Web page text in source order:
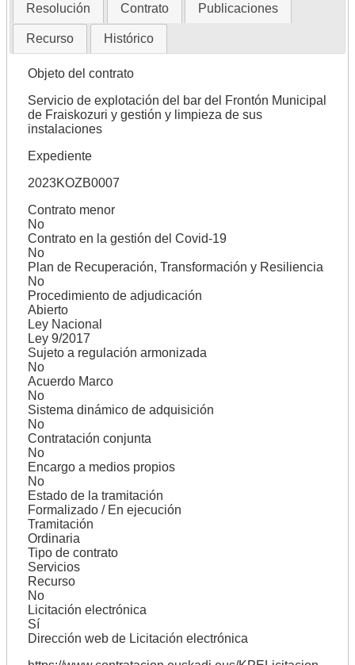
Resolución Contrato Publicaciones
Recurso Histórico
Objeto del contrato
Servicio de explotación del bar del Frontón Municipal
de Fraiskozuri y gestión y limpieza de sus
instalaciones
Expediente
2023KOZB0007
Contrato menor
No
Contrato en la gestión del Covid-19
No
Plan de Recuperación, Transformación y Resiliencia
No
Procedimiento de adjudicación
Abierto
Ley Nacional
Ley 9/2017
Sujeto a regulación armonizada
No
Acuerdo Marco
No
Sistema dinámico de adquisición
No
Contratación conjunta
No
Encargo a medios propios
No
Estado de la tramitación
Formalizado / En ejecución
Tramitación
Ordinaria
Tipo de contrato
Servicios
Recurso
No
Licitación electrónica
Sí
Dirección web de Licitación electrónica